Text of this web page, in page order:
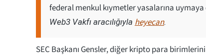
federal menkul kıymetler yasalarına uymaya
Web3 Vakfı aracılığıyla heyecan.
SEC Başkanı Gensler, diğer kripto para